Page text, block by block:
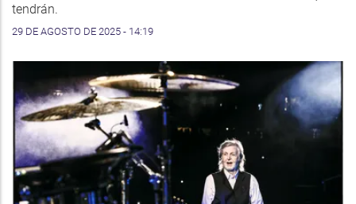
tendrán.
29 DE AGOSTO DE 2025 - 14:19